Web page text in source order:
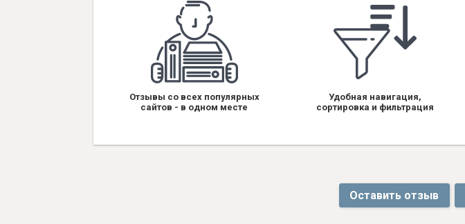
Отзывы со всех популярных
сайтов - в одном месте
Удобная навигация,
сортировка и фильтрация
Оставить отзыв